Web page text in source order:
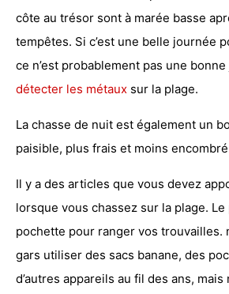
côte au trésor sont à marée basse
tempêtes. Si c’est une belle journée
ce n’est probablement pas une
détecter les métaux sur la plage.
La chasse de nuit est également un
paisible, plus frais et moins
Il y a des articles que vous devez
lorsque vous chassez sur la plage.
pochette pour ranger vos trouvailles.
gars utiliser des sacs banane, des
d’autres appareils au fil des ans,